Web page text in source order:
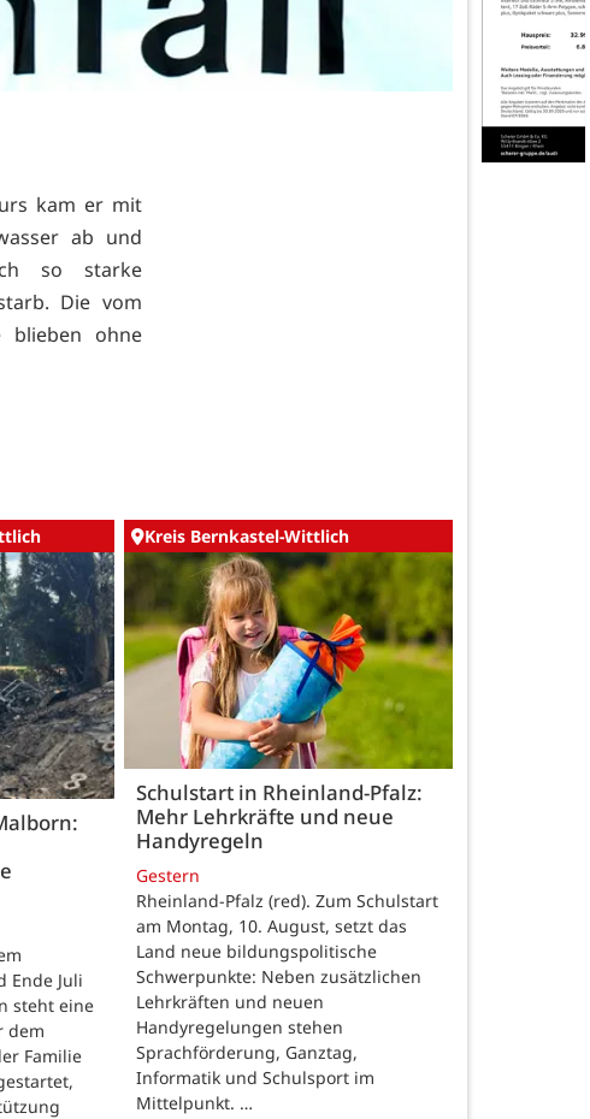
kam er mit
ab und
so starke
Die vom
blieben ohne
Ende Juli
steht eine
dem
Familie
Kreis Bernkastel-Wittlich
Schulstart in Rheinland-Pfalz:
Mehr Lehrkräfte und neue
Handyregeln
Gestern
Rheinland-Pfalz (red). Zum Schulstart
am Montag, 10. August, setzt das
Land neue bildungspolitische
Schwerpunkte: Neben zusätzlichen
Lehrkräften und neuen
Handyregelungen stehen
Sprachförderung, Ganztag,
Informatik und Schulsport im
Mittelpunkt. …